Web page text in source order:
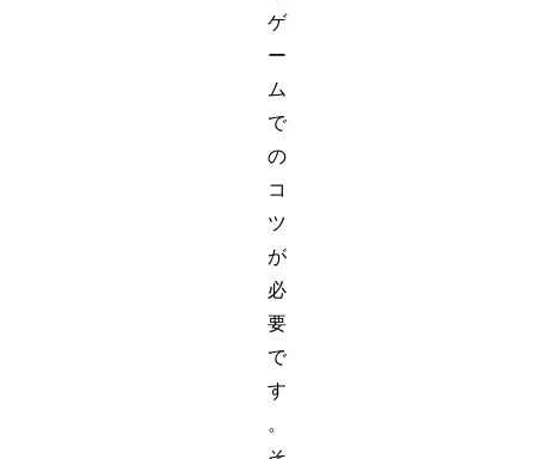
ゲ
ー
ム
で
の
コ
ツ
が
必
要
で
す
。